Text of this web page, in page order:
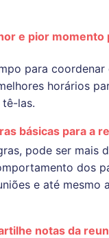
e pior momento
para
horários
las.
básicas para a
pode ser mais
dos
e até mesmo
notas da